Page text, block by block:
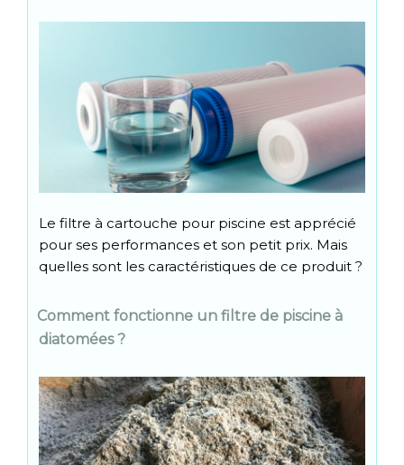
Le filtre à cartouche pour piscine est apprécié
pour ses performances et son petit prix. Mais
quelles sont les caractéristiques de ce produit ?
Comment fonctionne un filtre de piscine à
diatomées ?